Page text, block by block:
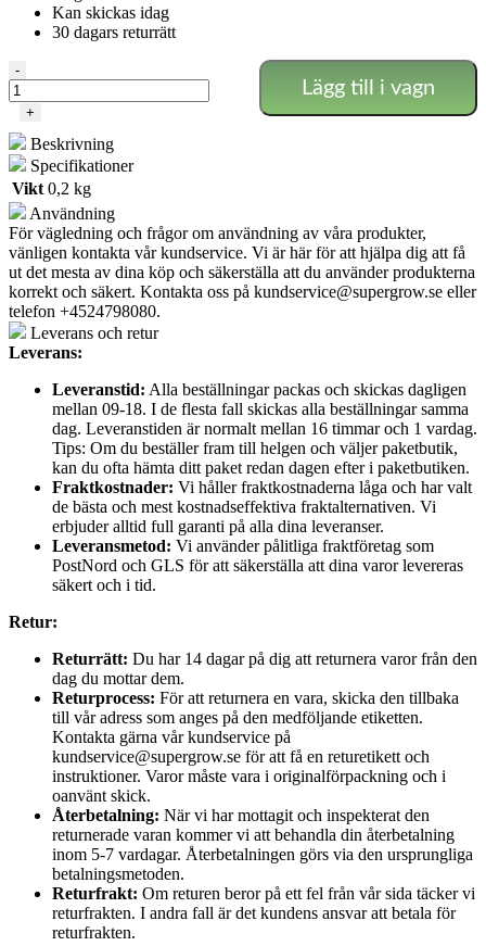
Kan skickas idag
30 dagars returrätt
Växtskyltar/etiketter
100
mängd
-
+
Lägg till i vagn
Beskrivning
Specifikationer
Vikt 0,2 kg
Användning
För vägledning och frågor om användning av våra produkter,
vänligen kontakta vår kundservice. Vi är här för att hjälpa dig att få
ut det mesta av dina köp och säkerställa att du använder produkterna
korrekt och säkert. Kontakta oss på kundservice@supergrow.se eller
telefon +4524798080.
Leverans och retur
Leverans:
Leveranstid: Alla beställningar packas och skickas dagligen
mellan 09-18. I de flesta fall skickas alla beställningar samma
dag. Leveranstiden är normalt mellan 16 timmar och 1 vardag.
Tips: Om du beställer fram till helgen och väljer paketbutik,
kan du ofta hämta ditt paket redan dagen efter i paketbutiken.
Fraktkostnader: Vi håller fraktkostnaderna låga och har valt
de bästa och mest kostnadseffektiva fraktalternativen. Vi
erbjuder alltid full garanti på alla dina leveranser.
Leveransmetod: Vi använder pålitliga fraktföretag som
PostNord och GLS för att säkerställa att dina varor levereras
säkert och i tid.
Retur:
Returrätt: Du har 14 dagar på dig att returnera varor från den
dag du mottar dem.
Returprocess: För att returnera en vara, skicka den tillbaka
till vår adress som anges på den medföljande etiketten.
Kontakta gärna vår kundservice på
kundservice@supergrow.se för att få en returetikett och
instruktioner. Varor måste vara i originalförpackning och i
oanvänt skick.
Återbetalning: När vi har mottagit och inspekterat den
returnerade varan kommer vi att behandla din återbetalning
inom 5-7 vardagar. Återbetalningen görs via den ursprungliga
betalningsmetoden.
Returfrakt: Om returen beror på ett fel från vår sida täcker vi
returfrakten. I andra fall är det kundens ansvar att betala för
returfrakten.